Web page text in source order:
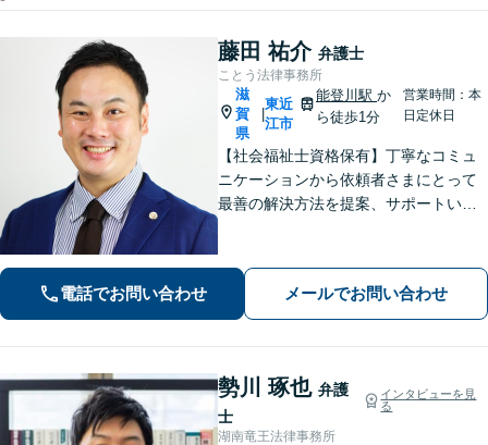
藤田 祐介 弁護士
ことう法律事務所
滋
賀
県
東近
江市
能登川駅か
ら徒歩1分
営業時間：本
日定休日
【社会福祉士資格保有】丁寧なコミュ
ニケーションから依頼者さまにとって
最善の解決方法を提案、サポートいた
福祉や医療と連携し垣根を超えて解決
へと導きます。【休日、夜間対応可
能】
電話でお問い合わせ メールでお問い合わせ
勢川 琢也 弁護
士
インタビューを見
る
湖南竜王法律事務所